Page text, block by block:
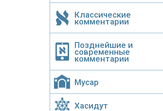
Классические
комментарии
Позднейшие и
современные
комментарии
Мусар
Хасидут